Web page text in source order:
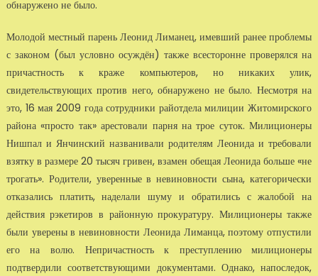
обнаружено не было.
Молодой местный парень Леонид Лиманец, имевший ранее проблемы
с законом (был условно осуждён) также всесторонне проверялся на
причастность к краже компьютеров, но никаких улик,
свидетельствующих против него, обнаружено не было. Несмотря на
это, 16 мая 2009 года сотрудники райотдела милиции Житомирского
района «просто так» арестовали парня на трое суток. Милиционеры
Нишпал и Янчинский названивали родителям Леонида и требовали
взятку в размере 20 тысяч гривен, взамен обещая Леонида больше «не
трогать». Родители, уверенные в невиновности сына, категорически
отказались платить, наделали шуму и обратились с жалобой на
действия рэкетиров в районную прокуратуру. Милиционеры также
были уверены в невиновности Леонида Лиманца, поэтому отпустили
его на волю. Непричастность к преступлению милиционеры
подтвердили соответствующими документами. Однако, напоследок,